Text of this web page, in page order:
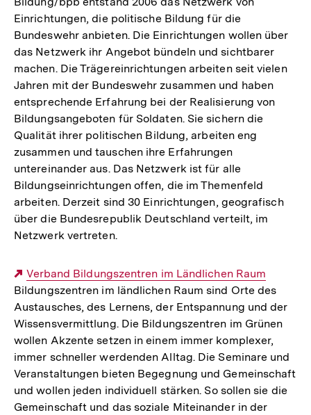
Einrichtungen, die politische Bildung für die
Bundeswehr anbieten. Die Einrichtungen wollen über
das Netzwerk ihr Angebot bündeln und sichtbarer
machen. Die Trägereinrichtungen arbeiten seit vielen
Jahren mit der Bundeswehr zusammen und haben
entsprechende Erfahrung bei der Realisierung von
Bildungsangeboten für Soldaten. Sie sichern die
Qualität ihrer politischen Bildung, arbeiten eng
zusammen und tauschen ihre Erfahrungen
untereinander aus. Das Netzwerk ist für alle
Bildungseinrichtungen offen, die im Themenfeld
arbeiten. Derzeit sind 30 Einrichtungen, geografisch
über die Bundesrepublik Deutschland verteilt, im
Netzwerk vertreten.
Externer
Link:
Verband Bildungszentren im Ländlichen Raum
Bildungszentren im ländlichen Raum sind Orte des
Austausches, des Lernens, der Entspannung und der
Wissensvermittlung. Die Bildungszentren im Grünen
wollen Akzente setzen in einem immer komplexer,
immer schneller werdenden Alltag. Die Seminare und
Veranstaltungen bieten Begegnung und Gemeinschaft
und wollen jeden individuell stärken. So sollen sie die
Gemeinschaft und das soziale Miteinander in der